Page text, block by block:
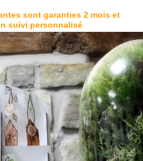
sont garanties 2 mois et
suivi personnalisé